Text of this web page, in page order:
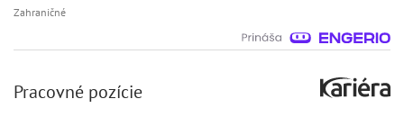
Zahraničné
Pracovné pozície